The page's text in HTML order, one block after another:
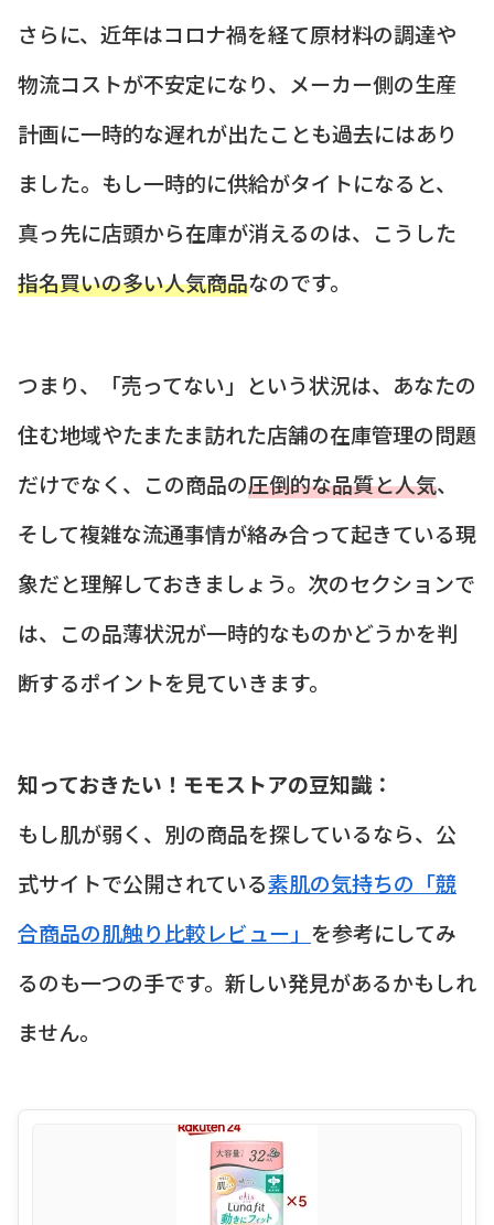
さらに、近年はコロナ禍を経て原材料の調達や
物流コストが不安定になり、メーカー側の生産
計画に一時的な遅れが出たことも過去にはあり
ました。もし一時的に供給がタイトになると、
真っ先に店頭から在庫が消えるのは、こうした
指名買いの多い人気商品なのです。
つまり、「売ってない」という状況は、あなたの
住む地域やたまたま訪れた店舗の在庫管理の問題
だけでなく、この商品の圧倒的な品質と人気、
そして複雑な流通事情が絡み合って起きている現
象だと理解しておきましょう。次のセクションで
は、この品薄状況が一時的なものかどうかを判
断するポイントを見ていきます。
知っておきたい！モモストアの豆知識：
もし肌が弱く、別の商品を探しているなら、公
式サイトで公開されている素肌の気持ちの「競
合商品の肌触り比較レビュー」 を参考にしてみ
るのも一つの手です。新しい発見があるかもしれ
ません。